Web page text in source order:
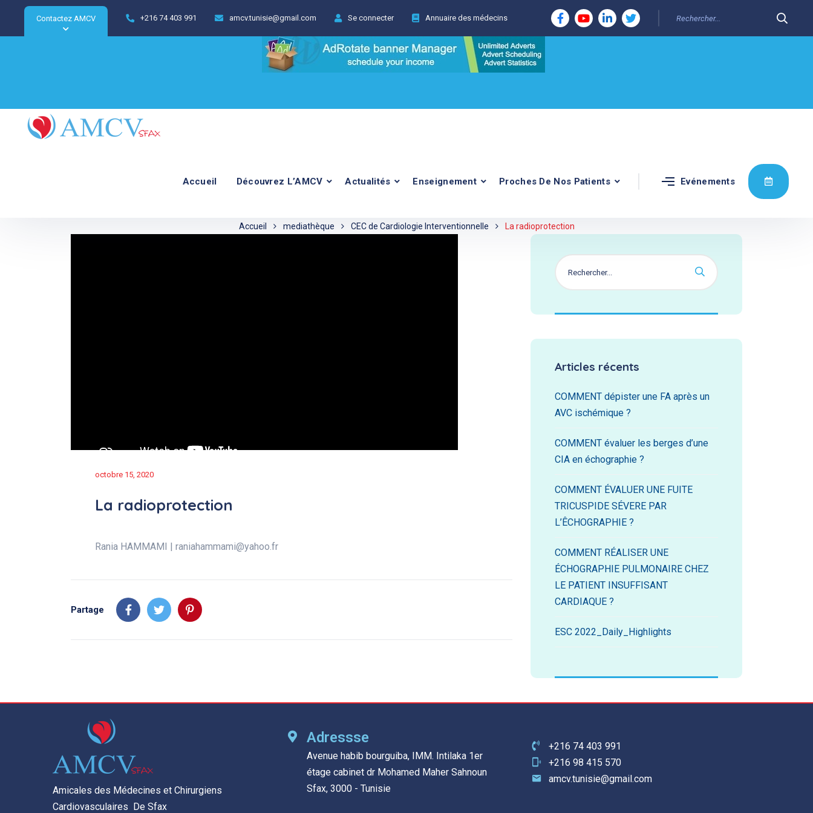
Contactez AMCV +216 74 403 991 amcv.tunisie@gmail.com Se connecter Annuaire des médecins
Accueil Découvrez L’AMCV Actualités Enseignement Proches De Nos Patients Evénements
Accueil mediathèque CEC de Cardiologie Interventionnelle La radioprotection
octobre 15, 2020
La radioprotection
Rania HAMMAMI | raniahammami@yahoo.fr
Partage
Articles récents
COMMENT dépister une FA après un
AVC ischémique ?
COMMENT évaluer les berges d’une
CIA en échographie ?
COMMENT ÉVALUER UNE FUITE
TRICUSPIDE SÉVERE PAR
L’ÊCHOGRAPHIE ?
COMMENT RÉALISER UNE
ÉCHOGRAPHIE PULMONAIRE CHEZ
LE PATIENT INSUFFISANT
CARDIAQUE ?
ESC 2022_Daily_Highlights
Amicales des Médecines et Chirurgiens
Cardiovasculaires De Sfax
Adressse
Avenue habib bourguiba, IMM. Intilaka 1er
étage cabinet dr Mohamed Maher Sahnoun
Sfax, 3000 - Tunisie
+216 74 403 991
+216 98 415 570
amcv.tunisie@gmail.com